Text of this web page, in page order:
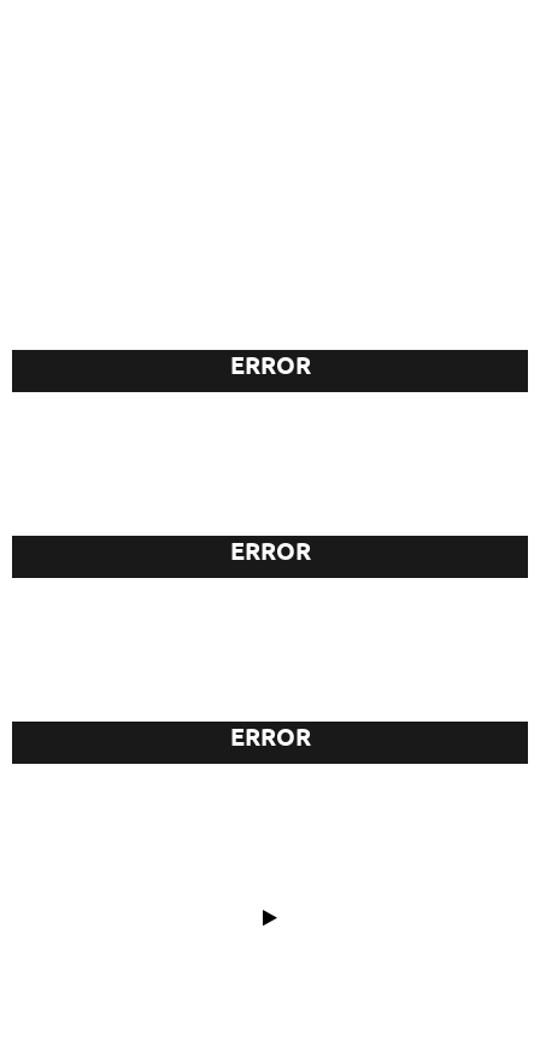
ERROR
ERROR
ERROR